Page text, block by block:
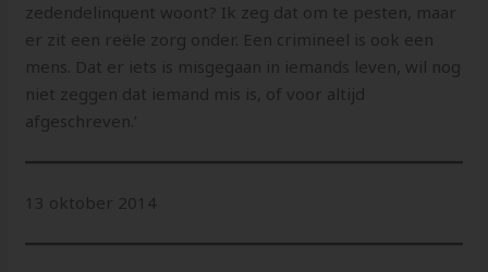
zedendelinquent woont? Ik zeg dat om te pesten, maar
er zit een reële zorg onder. Een crimineel is ook een
mens. Dat er iets is misgegaan in iemands leven, wil nog
niet zeggen dat iemand mis is, of voor altijd
afgeschreven.’
13 oktober 2014